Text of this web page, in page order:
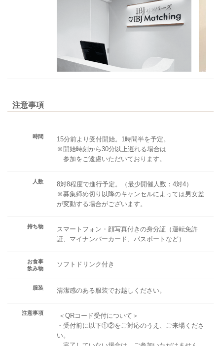
注意事項
時間
15分前より受付開始。1時間半を予定。
※開始時刻から30分以上遅れる場合は
参加をご遠慮いただいております。
人数
8対8程度で進行予定。（最少開催人数：4対4）
※募集締め切り以降のキャンセルによっては男女差
が変動する場合がございます。
持ち物
スマートフォン・顔写真付きの身分証（運転免許
証、マイナンバーカード、パスポートなど）
お食事
飲み物
ソフトドリンク付き
服装 清潔感のある服装でお越しください。
注意事項
＜QRコード受付について＞
・受付前に以下①②をご対応のうえ、ご来場くださ
い。